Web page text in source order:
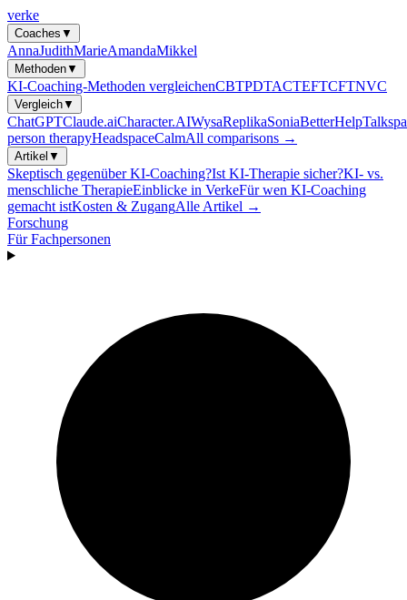
verke
Coaches ▼
AnnaJudithMarieAmandaMikkel
Methoden▼
KI-Coaching-Methoden vergleichenCBTPDTACTEFTCFTNVC
Vergleich▼
ChatGPTClaude.aiCharacter.AIWysaReplikaSoniaBetterHelp
person therapyHeadspaceCalmAll comparisons →
Artikel ▼
Skeptisch gegenüber KI-Coaching?Ist KI-Therapie sicher?KI- vs.
menschliche TherapieEinblicke in VerkeFür wen KI-Coaching
gemacht istKosten & ZugangAlle Artikel →
Forschung
Für Fachpersonen